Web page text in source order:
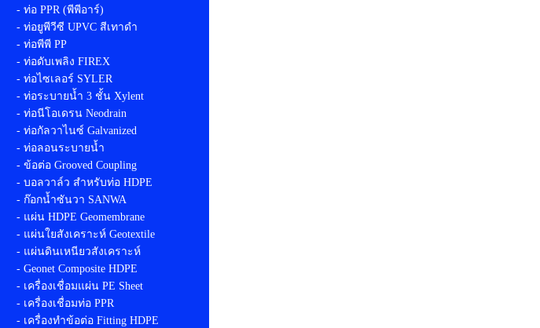
- ท่อ PPR (พีพีอาร์)
- ท่อยูพีวีซี UPVC สีเทาดำ
- ท่อพีพี PP
- ท่อดับเพลิง FIREX
- ท่อไซเลอร์ SYLER
- ท่อระบายน้ำ 3 ชั้น Xylent
- ท่อนีโอเดรน Neodrain
- ท่อกัลวาไนซ์ Galvanized
- ท่อลอนระบายน้ำ
- ข้อต่อ Grooved Coupling
- บอลวาล์ว สำหรับท่อ HDPE
- ก๊อกน้ำซันวา SANWA
- แผ่น HDPE Geomembrane
- แผ่นใยสังเคราะห์ Geotextile
- แผ่นดินเหนียวสังเคราะห์
- Geonet Composite HDPE
- เครื่องเชื่อมแผ่น PE Sheet
- เครื่องเชื่อมท่อ PPR
- เครื่องทำข้อต่อ Fitting HDPE